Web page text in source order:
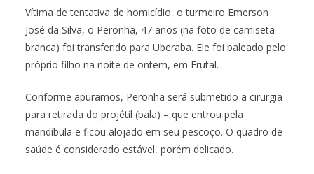
Vítima de tentativa de homicídio, o turmeiro Emerson
José da Silva, o Peronha, 47 anos (na foto de camiseta
branca) foi transferido para Uberaba. Ele foi baleado pelo
próprio filho na noite de ontem, em Frutal.
Conforme apuramos, Peronha será submetido a cirurgia
para retirada do projétil (bala) – que entrou pela
mandíbula e ficou alojado em seu pescoço. O quadro de
saúde é considerado estável, porém delicado.